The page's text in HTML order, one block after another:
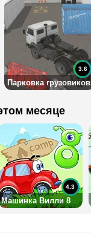
Парковка грузовиков
3.6
месяце
Машинка Вилли 8
4.3